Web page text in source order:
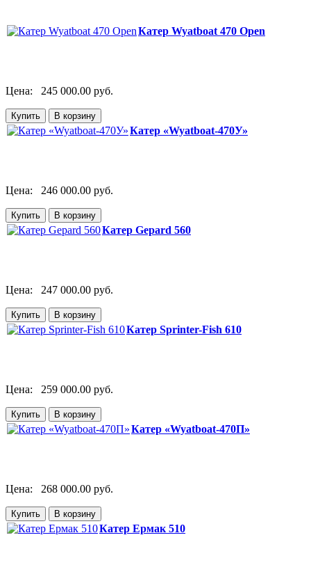
Катер Wyatboat 470 Open
Цена: 245 000.00 руб.
Катер «Wyatboat-470У»
Цена: 246 000.00 руб.
Катер Gepard 560
Цена: 247 000.00 руб.
Катер Sprinter-Fish 610
Цена: 259 000.00 руб.
Катер «Wyatboat-470П»
Цена: 268 000.00 руб.
Катер Ермак 510